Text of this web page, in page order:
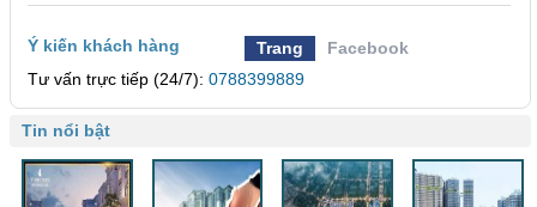
Ý kiến khách hàng Trang
Facebook
Tư vấn trực tiếp (24/7): 0788399889
Tin nổi bật